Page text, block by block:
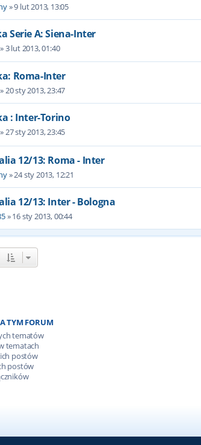
»9 lut 2013, 13:05
Serie A: Siena-Inter
»3 lut 2013, 01:40
Roma-Inter
»20 sty 2013, 23:47
: Inter-Torino
»27 sty 2013, 23:45
12/13: Roma - Inter
»24 sty 2013, 12:21
12/13: Inter - Bologna
»16 sty 2013, 00:44
TYM FORUM
tematów
tematach
postów
postów